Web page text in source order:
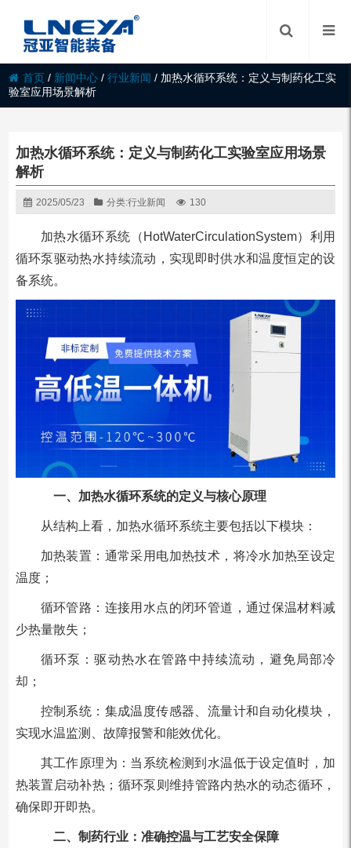
首页 / 新闻中心 /行业新闻 / 加热水循环系统：定义与制药化工实
验室应用场景解析
加热水循环系统：定义与制药化工实验室应用场景
解析
2025/05/23 分类:行业新闻 130
加热水循环系统（HotWaterCirculationSystem）利用
循环泵驱动热水持续流动，实现即时供水和温度恒定的设
备系统。
一、加热水循环系统的定义与核心原理
从结构上看，加热水循环系统主要包括以下模块：
加热装置：通常采用电加热技术，将冷水加热至设定
温度；
循环管路：连接用水点的闭环管道，通过保温材料减
少热量散失；
循环泵：驱动热水在管路中持续流动，避免局部冷
却；
控制系统：集成温度传感器、流量计和自动化模块，
实现水温监测、故障报警和能效优化。
其工作原理为：当系统检测到水温低于设定值时，加
热装置启动补热；循环泵则维持管路内热水的动态循环，
确保即开即热。
二、制药行业：准确控温与工艺安全保障